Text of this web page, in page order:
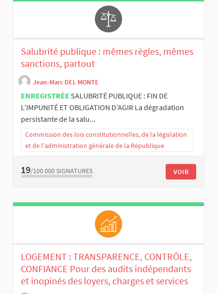
Salubrité publique : mêmes règles, mêmes
sanctions, partout
Jean-Marc DEL MONTE
ENREGISTRÉE SALUBRITÉ PUBLIQUE : FIN DE
L’IMPUNITÉ ET OBLIGATION D’AGIR La dégradation
persistante de la salu...
Commission des lois constitutionnelles, de la législation
et de l’administration générale de la République
19/100 000 SIGNATURES VOIR
LOGEMENT : TRANSPARENCE, CONTRÔLE,
CONFIANCE Pour des audits indépendants
et inopinés des loyers, charges et services